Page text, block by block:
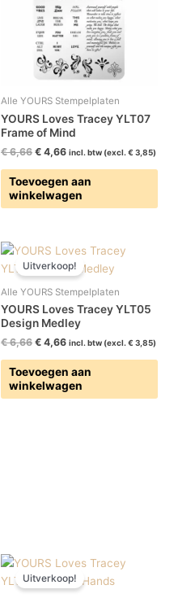
Alle YOURS Stempelplaten
YOURS Loves Tracey YLT07
Frame of Mind
€6,66 € 4,66 incl. btw (excl. € 3,85)
Toevoegen aan
winkelwagen
Uitverkoop!
Alle YOURS Stempelplaten
YOURS Loves Tracey YLT05
Design Medley
€6,66
Oorspronkelijke
prijs
was:
€ 6,66.
€ 4,66
Huidige
prijs
is:
€ 4,66.
incl. btw (excl. € 3,85)
Toevoegen aan
winkelwagen
Uitverkoop!
Oorspronkelijke
prijs
was:
Huidige
prijs
is: